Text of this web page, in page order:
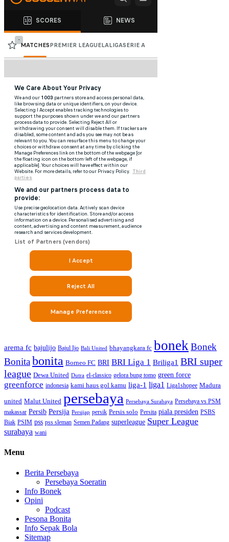
arema fc bajulijo Bajul Ijo Bali United bhayangkara fc bonekBonek
Bonitabonita Borneo FC BRI BRI Liga 1 Briliga1 BRI super
league Dewa United Dutra el-classico gelora bung tomo green force
greenforce indonesia kami haus gol kamu liga-1 liga1 Liga1shopee Madura
united Malut United persebaya Persebaya Surabaya Persebaya vs PSM
makassar Persib Persija Persijap persik Persis solo Persita piala presiden PSBS
Biak PSIM pss pss sleman Semen Padang superleague Super League
surabaya wani
Menu
Berita Persebaya
Persebaya Soeratin
Info Bonek
Opini
Podcast
Pesona Bonita
Info Sepak Bola
Sitemap